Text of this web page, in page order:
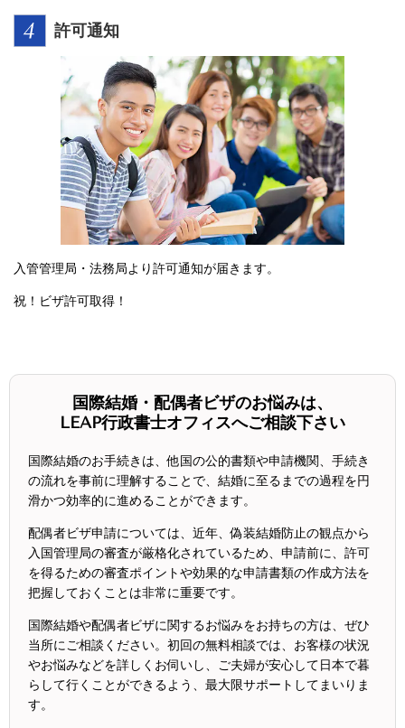
許可通知
入管管理局・法務局より許可通知が届きます。
祝！ビザ許可取得！
国際結婚・配偶者ビザのお悩みは、
LEAP行政書士オフィスへご相談下さい
国際結婚のお手続きは、他国の公的書類や申請機関、手続き
の流れを事前に理解することで、結婚に至るまでの過程を円
滑かつ効率的に進めることができます。
配偶者ビザ申請については、近年、偽装結婚防止の観点から
入国管理局の審査が厳格化されているため、申請前に、許可
を得るための審査ポイントや効果的な申請書類の作成方法を
把握しておくことは非常に重要です。
国際結婚や配偶者ビザに関するお悩みをお持ちの方は、ぜひ
当所にご相談ください。初回の無料相談では、お客様の状況
やお悩みなどを詳しくお伺いし、ご夫婦が安心して日本で暮
らして行くことができるよう、最大限サポートしてまいりま
す。